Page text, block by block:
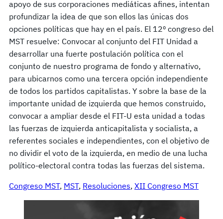
apoyo de sus corporaciones mediáticas afines, intentan
profundizar la idea de que son ellos las únicas dos
opciones políticas que hay en el país. El 12º congreso del
MST resuelve: Convocar al conjunto del FIT Unidad a
desarrollar una fuerte postulación política con el
conjunto de nuestro programa de fondo y alternativo,
para ubicarnos como una tercera opción independiente
de todos los partidos capitalistas. Y sobre la base de la
importante unidad de izquierda que hemos construido,
convocar a ampliar desde el FIT-U esta unidad a todas
las fuerzas de izquierda anticapitalista y socialista, a
referentes sociales e independientes, con el objetivo de
no dividir el voto de la izquierda, en medio de una lucha
político-electoral contra todas las fuerzas del sistema.
Congreso MST, MST, Resoluciones, XII Congreso MST